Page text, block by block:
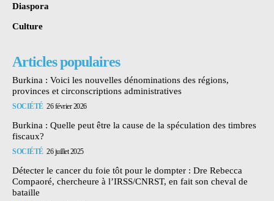
Diaspora
Culture
Articles populaires
Burkina : Voici les nouvelles dénominations des régions,
provinces et circonscriptions administratives
SOCIÉTÉ 26 février 2026
Burkina : Quelle peut être la cause de la spéculation des timbres
fiscaux?
SOCIÉTÉ 26 juillet 2025
Détecter le cancer du foie tôt pour le dompter : Dre Rebecca
Compaoré, chercheure à l’IRSS/CNRST, en fait son cheval de
bataille